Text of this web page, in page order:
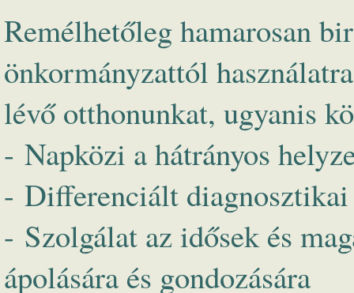
Remélhetőleg hamarosan
önkormányzattól
lévő otthonunkat, ugyanis
- Napközi a hátrányos
- Differenciált
- Szolgálat az idősek és
ápolására és gondozására